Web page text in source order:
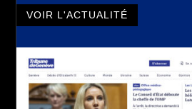
VOIR L'ACTUALITÉ